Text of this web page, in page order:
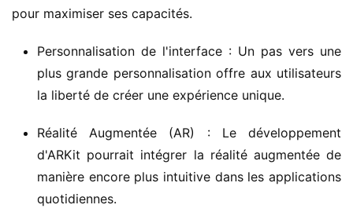
pour maximiser ses capacités.
Personnalisation de l'interface : Un pas vers une
plus grande personnalisation offre aux utilisateurs
la liberté de créer une expérience unique.
Réalité Augmentée (AR) : Le développement
d'ARKit pourrait intégrer la réalité augmentée de
manière encore plus intuitive dans les applications
quotidiennes.